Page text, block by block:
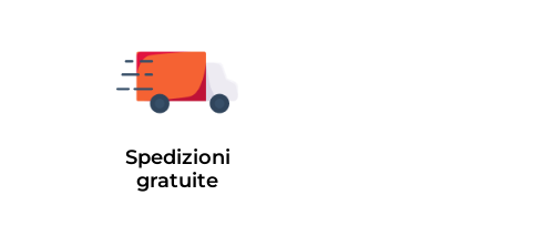
Spedizioni
gratuite